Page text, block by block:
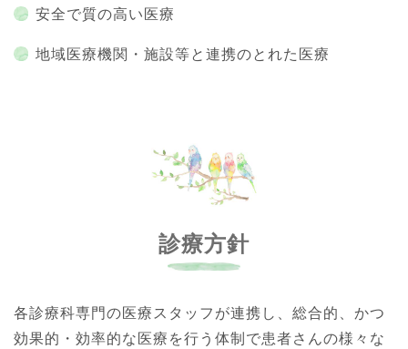
安全で質の高い医療
地域医療機関・施設等と連携のとれた医療
診療方針
各診療科専門の医療スタッフが連携し、総合的、かつ
効果的・効率的な医療を行う体制で患者さんの様々な